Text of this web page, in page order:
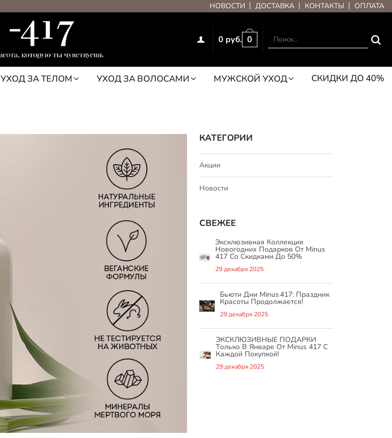
НОВОСТИ ДОСТАВКА КОНТАКТЫ ОПЛАТА
0 руб. 0
УХОД ЗА ТЕЛОМ УХОД ЗА ВОЛОСАМИ МУЖСКОЙ УХОД СКИДКИ ДО 40%
КАТЕГОРИИ
Акции
Новости
СВЕЖЕЕ
Эксклюзивная Коллекция
Новогодних Подарков От Minus
417 Со Скидками До 50%
29 декабря 2025
Бьюти Дни Minus 417: Праздник
Красоты Продолжается!
29 декабря 2025
ЭКСКЛЮЗИВНЫЕ ПОДАРКИ
Только В Январе От Minus 417 С
Каждой Покупкой!
29 декабря 2025